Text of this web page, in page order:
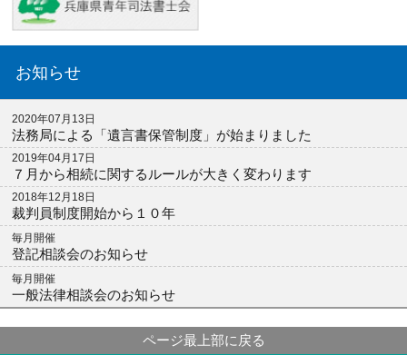
お知らせ
2020年07月13日
法務局による「遺言書保管制度」が始まりました
2019年04月17日
７月から相続に関するルールが大きく変わります
2018年12月18日
裁判員制度開始から１０年
毎月開催
登記相談会のお知らせ
毎月開催
一般法律相談会のお知らせ
ページ最上部に戻る